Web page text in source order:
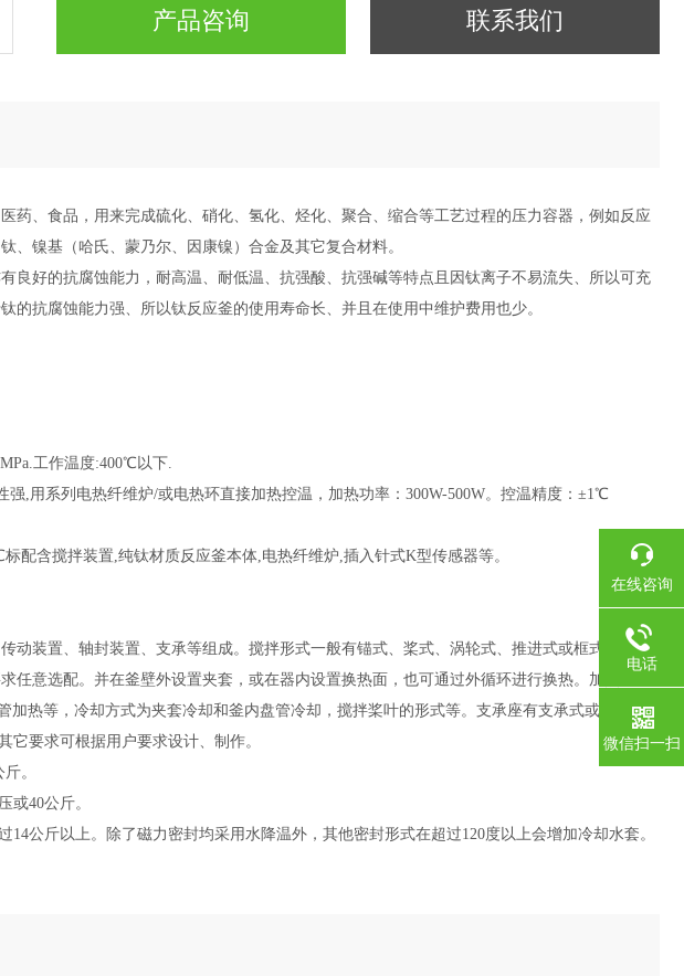
产品咨询 联系我们
药、食品，用来完成硫化、硝化、氢化、烃化、聚合、缩合等工艺过程的压力容器，例如反应
、镍基（哈氏、蒙乃尔、因康镍）合金及其它复合材料。
良好的抗腐蚀能力，耐高温、耐低温、抗强酸、抗强碱等特点且因钛离子不易流失、所以可充
抗腐蚀能力强、所以钛反应釜的使用寿命长、并且在使用中维护费用也少。
工作温度:400℃以下.
,用系列电热纤维炉/或电热环直接加热控温，加热功率：300W-500W。控温精度：±1℃
含搅拌装置,纯钛材质反应釜本体,电热纤维炉,插入针式K型传感器等。
动装置、轴封装置、支承等组成。搅拌形式一般有锚式、桨式、涡轮式、推进式或框式等，搅
意选配。并在釜壁外设置夹套，或在器内设置换热面，也可通过外循环进行换热。加热方式
热等，冷却方式为夹套冷却和釜内盘管冷却，搅拌桨叶的形式等。支承座有支承式或耳式支
它要求可根据用户要求设计、制作。
。
或40公斤。
公斤以上。除了磁力密封均采用水降温外，其他密封形式在超过120度以上会增加冷却水套。
在线咨询
电话
微信扫一扫